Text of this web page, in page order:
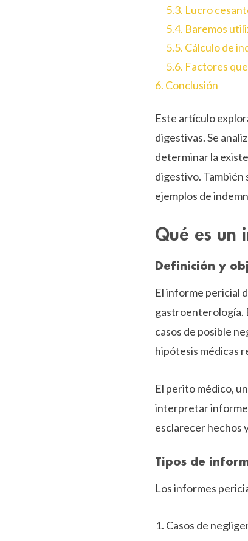
5.3. Lucro
5.4. Baremos
5.5. Cálculo de
5.6. Factores
6. Conclusión
Este artículo
digestivas. Se
determinar la
digestivo. También
ejemplos de
Qué es un
Definición y
El informe pericial
gastroenterología.
casos de posible
hipótesis médicas
El perito médico,
interpretar
esclarecer hechos
Tipos de
Los informes
Casos de